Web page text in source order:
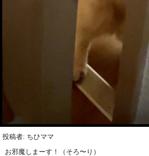
投稿者: ちひママ
お邪魔しまーす！（そろ〜り）